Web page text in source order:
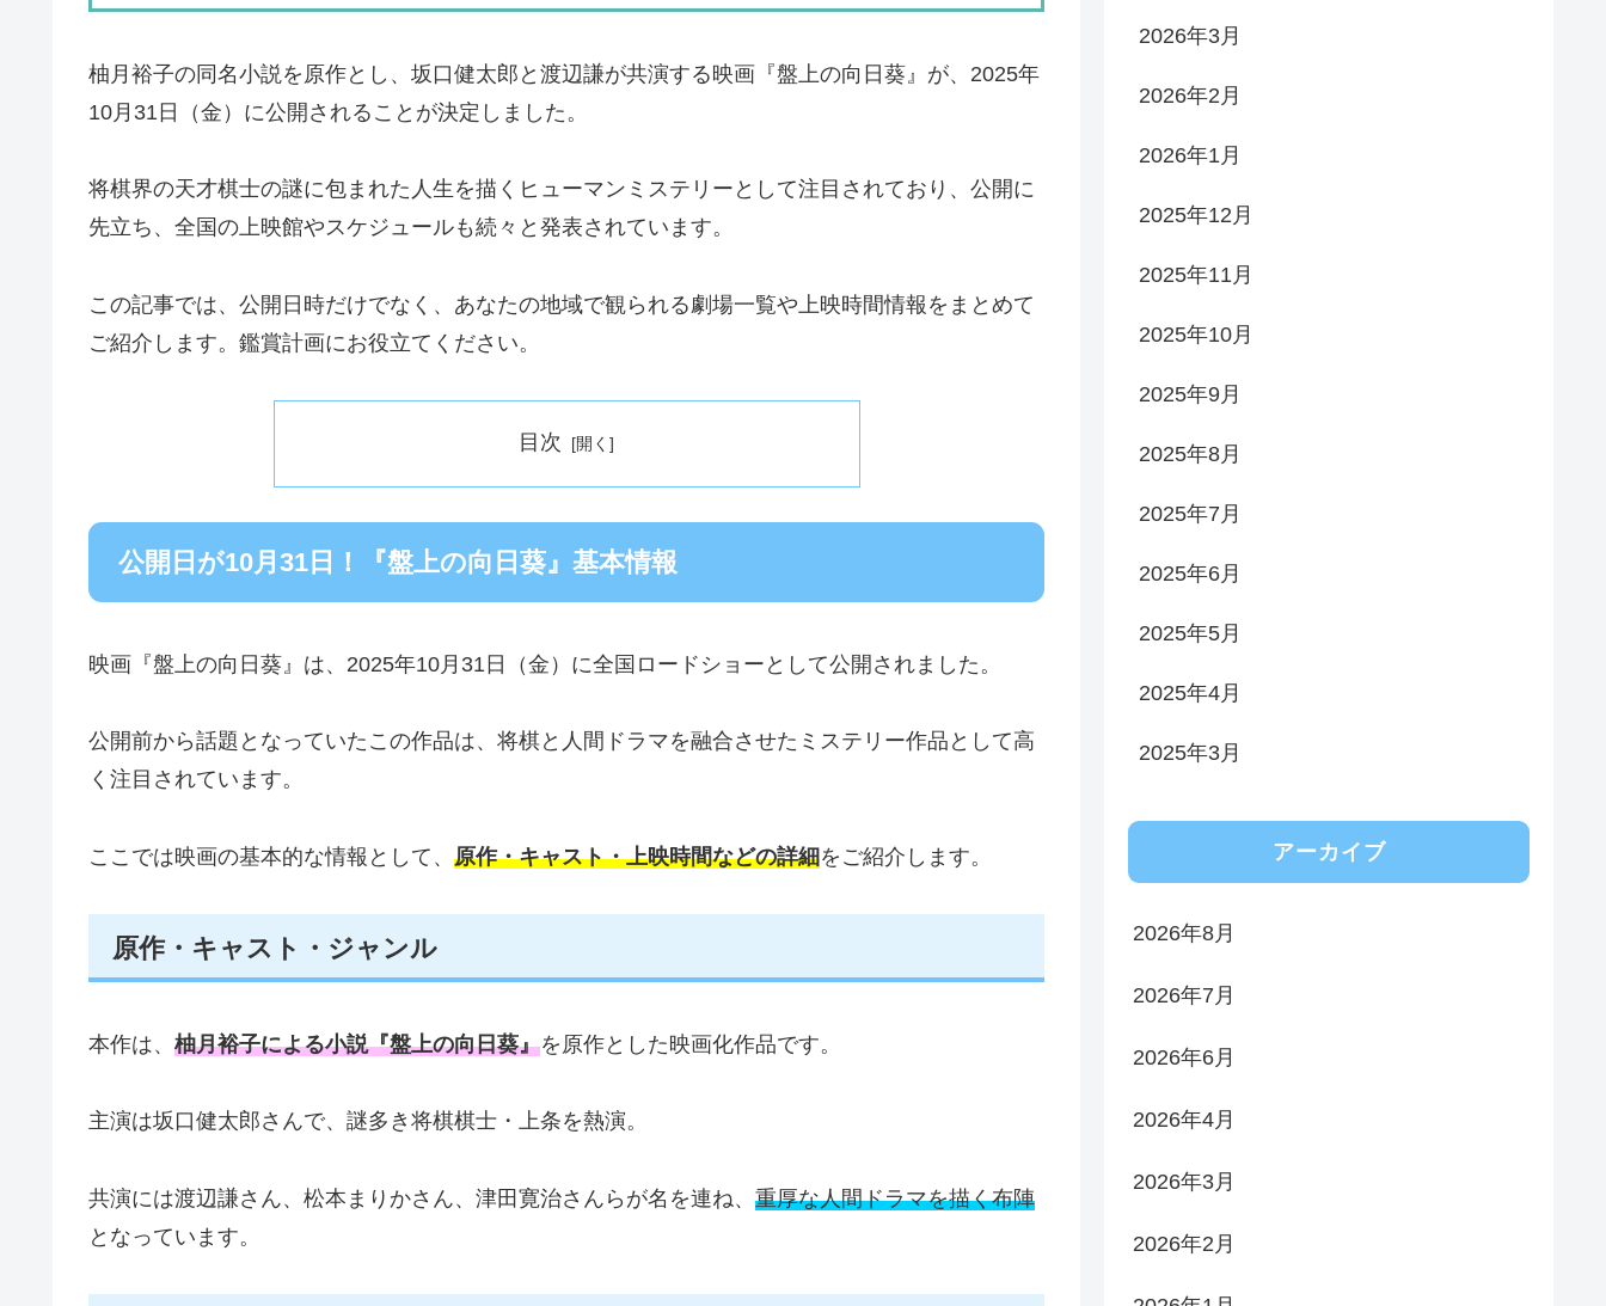
柚月裕子の同名小説を原作とし、坂口健太郎と渡辺謙が共演する映画『盤上の向日葵』が、2025年
10月31日（金）に公開されることが決定しました。
将棋界の天才棋士の謎に包まれた人生を描くヒューマンミステリーとして注目されており、公開に
先立ち、全国の上映館やスケジュールも続々と発表されています。
この記事では、公開日時だけでなく、あなたの地域で観られる劇場一覧や上映時間情報をまとめて
ご紹介します。鑑賞計画にお役立てください。
目次
公開日が10月31日！『盤上の向日葵』基本情報
映画『盤上の向日葵』は、2025年10月31日（金）に全国ロードショーとして公開されました。
公開前から話題となっていたこの作品は、将棋と人間ドラマを融合させたミステリー作品として高
く注目されています。
ここでは映画の基本的な情報として、 原作・キャスト・上映時間などの詳細をご紹介します。
原作・キャスト・ジャンル
本作は、 柚月裕子による小説『盤上の向日葵』を原作とした映画化作品です。
主演は坂口健太郎さんで、謎多き将棋棋士・上条を熱演。
共演には渡辺謙さん、松本まりかさん、津田寛治さんらが名を連ね、 重厚な人間ドラマを描く布陣
となっています。
2026年3月
2026年2月
2026年1月
2025年12月
2025年11月
2025年10月
2025年9月
2025年8月
2025年7月
2025年6月
2025年5月
2025年4月
2025年3月
アーカイブ
2026年8月
2026年7月
2026年6月
2026年4月
2026年3月
2026年2月